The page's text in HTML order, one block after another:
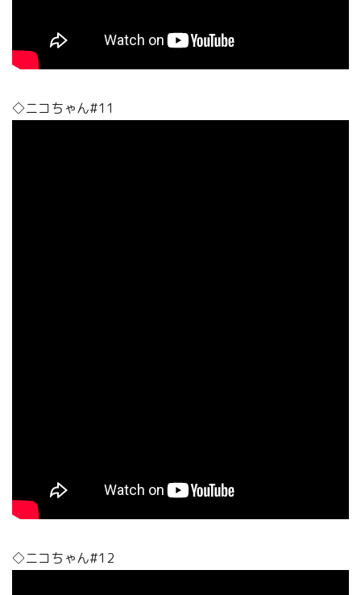
◇ニコちゃん#11
◇ニコちゃん#12